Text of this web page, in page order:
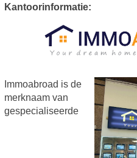
Kantoorinformatie:
Immoabroad is de
merknaam van
gespecialiseerde